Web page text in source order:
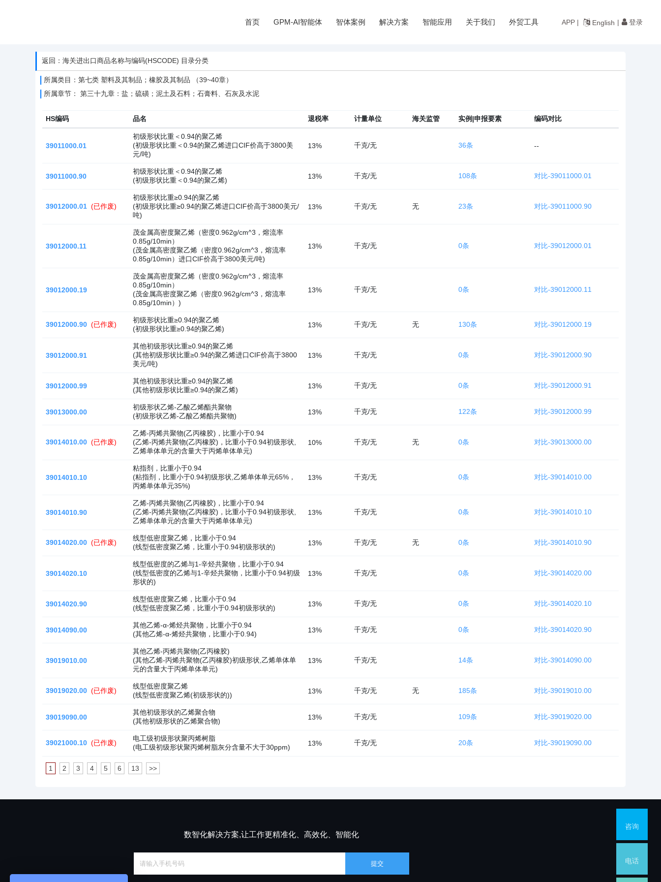
首页 GPM-AI智能体 智体案例 解决方案 智能应用 关于我们 外贸工具 APP | English | 登录
返回：海关进出口商品名称与编码(HSCODE) 目录分类
所属类目：第七类 塑料及其制品；橡胶及其制品 （39~40章）
所属章节： 第三十九章：盐；硫磺；泥土及石料；石膏料、石灰及水泥
HS编码 品名 退税率 计量单位 海关监管 实例|申报要素 编码对比
39011000.01
初级形状比重＜0.94的聚乙烯
(初级形状比重＜0.94的聚乙烯进口CIF价高于3800美
元/吨)
13% 千克/无 36条 --
39011000.90
初级形状比重＜0.94的聚乙烯
(初级形状比重＜0.94的聚乙烯)
13% 千克/无 108条 对比-39011000.01
39012000.01 (已作废)
初级形状比重≥0.94的聚乙烯
(初级形状比重≥0.94的聚乙烯进口CIF价高于3800美元/
吨)
13% 千克/无 无 23条 对比-39011000.90
39012000.11
茂金属高密度聚乙烯（密度0.962g/cm^3，熔流率
0.85g/10min）
(茂金属高密度聚乙烯（密度0.962g/cm^3，熔流率
0.85g/10min）进口CIF价高于3800美元/吨)
13% 千克/无 0条 对比-39012000.01
39012000.19
茂金属高密度聚乙烯（密度0.962g/cm^3，熔流率
0.85g/10min）
(茂金属高密度聚乙烯（密度0.962g/cm^3，熔流率
0.85g/10min）)
13% 千克/无 0条 对比-39012000.11
39012000.90 (已作废)
初级形状比重≥0.94的聚乙烯
(初级形状比重≥0.94的聚乙烯)
13% 千克/无 无 130条 对比-39012000.19
39012000.91
其他初级形状比重≥0.94的聚乙烯
(其他初级形状比重≥0.94的聚乙烯进口CIF价高于3800
美元/吨)
13% 千克/无 0条 对比-39012000.90
39012000.99
其他初级形状比重≥0.94的聚乙烯
(其他初级形状比重≥0.94的聚乙烯)
13% 千克/无 0条 对比-39012000.91
39013000.00
初级形状乙烯-乙酸乙烯酯共聚物
(初级形状乙烯-乙酸乙烯酯共聚物)
13% 千克/无 122条 对比-39012000.99
39014010.00 (已作废)
乙烯-丙烯共聚物(乙丙橡胶)，比重小于0.94
(乙烯-丙烯共聚物(乙丙橡胶)，比重小于0.94初级形状,
乙烯单体单元的含量大于丙烯单体单元)
10% 千克/无 无 0条 对比-39013000.00
39014010.10
粘指剂，比重小于0.94
(粘指剂，比重小于0.94初级形状,乙烯单体单元65%，
丙烯单体单元35%)
13% 千克/无 0条 对比-39014010.00
39014010.90
乙烯-丙烯共聚物(乙丙橡胶)，比重小于0.94
(乙烯-丙烯共聚物(乙丙橡胶)，比重小于0.94初级形状,
乙烯单体单元的含量大于丙烯单体单元)
13% 千克/无 0条 对比-39014010.10
39014020.00 (已作废)
线型低密度聚乙烯，比重小于0.94
(线型低密度聚乙烯，比重小于0.94初级形状的)
13% 千克/无 无 0条 对比-39014010.90
39014020.10
线型低密度的乙烯与1-辛烃共聚物，比重小于0.94
(线型低密度的乙烯与1-辛烃共聚物，比重小于0.94初级
形状的)
13% 千克/无 0条 对比-39014020.00
39014020.90
线型低密度聚乙烯，比重小于0.94
(线型低密度聚乙烯，比重小于0.94初级形状的)
13% 千克/无 0条 对比-39014020.10
39014090.00
其他乙烯-α-烯烃共聚物，比重小于0.94
(其他乙烯-α-烯烃共聚物，比重小于0.94)
13% 千克/无 0条 对比-39014020.90
39019010.00
其他乙烯-丙烯共聚物(乙丙橡胶)
(其他乙烯-丙烯共聚物(乙丙橡胶)初级形状,乙烯单体单
元的含量大于丙烯单体单元)
13% 千克/无 14条 对比-39014090.00
39019020.00 (已作废)
线型低密度聚乙烯
(线型低密度聚乙烯(初级形状的))
13% 千克/无 无 185条 对比-39019010.00
39019090.00
其他初级形状的乙烯聚合物
(其他初级形状的乙烯聚合物)
13% 千克/无 109条 对比-39019020.00
39021000.10 (已作废)
电工级初级形状聚丙烯树脂
(电工级初级形状聚丙烯树脂灰分含量不大于30ppm)
13% 千克/无 20条 对比-39019090.00
1 2 3 4 5 6 13 >>
数智化解决方案,让工作更精准化、高效化、智能化
咨询
电话